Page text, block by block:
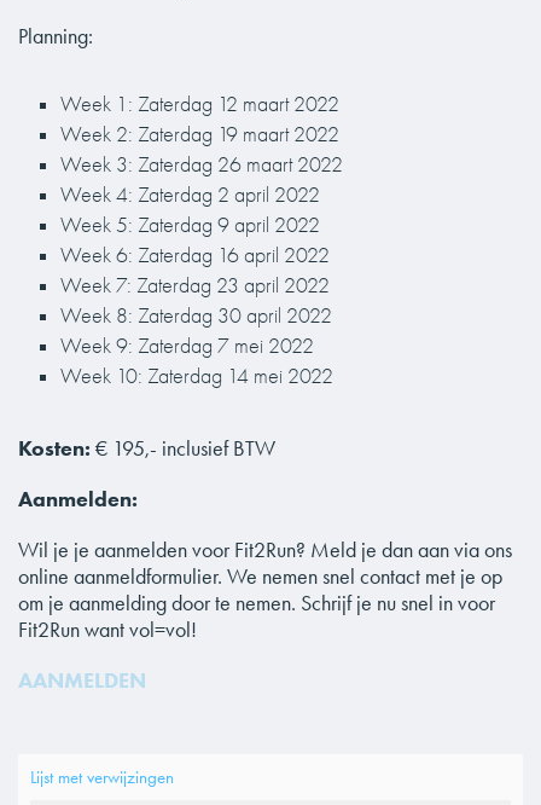
Planning:
Week 1: Zaterdag 12 maart 2022
Week 2: Zaterdag 19 maart 2022
Week 3: Zaterdag 26 maart 2022
Week 4: Zaterdag 2 april 2022
Week 5: Zaterdag 9 april 2022
Week 6: Zaterdag 16 april 2022
Week 7: Zaterdag 23 april 2022
Week 8: Zaterdag 30 april 2022
Week 9: Zaterdag 7 mei 2022
Week 10: Zaterdag 14 mei 2022
Kosten: € 195,- inclusief BTW
Aanmelden:
Wil je je aanmelden voor Fit2Run? Meld je dan aan via ons
online aanmeldformulier. We nemen snel contact met je op
om je aanmelding door te nemen. Schrijf je nu snel in voor
Fit2Run want vol=vol!
AANMELDEN
Lijst met verwijzingen